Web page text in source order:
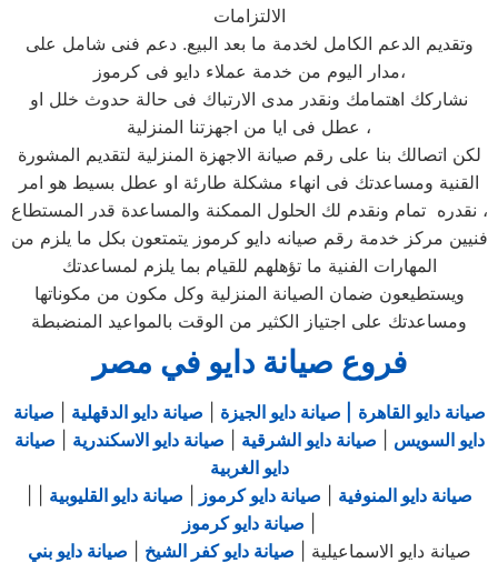
الالتزامات
وتقديم الدعم الكامل لخدمة ما بعد البيع. دعم فنى شامل على
مدار اليوم من خدمة عملاء دايو فى كرموز،
نشاركك اهتمامك ونقدر مدى الارتباك فى حالة حدوث خلل او
عطل فى ايا من اجهزتنا المنزلية ،
لكن اتصالك بنا على رقم صيانة الاجهزة المنزلية لتقديم المشورة
القنية ومساعدتك فى انهاء مشكلة طارئة او عطل بسيط هو امر
نقدره تمام ونقدم لك الحلول الممكنة والمساعدة قدر المستطاع ،
فنيين مركز خدمة رقم صيانه دايو كرموز يتمتعون بكل ما يلزم من
المهارات الفنية ما تؤهلهم للقيام بما يلزم لمساعدتك
ويستطيعون ضمان الصيانة المنزلية وكل مكون من مكوناتها
ومساعدتك على اجتياز الكثير من الوقت بالمواعيد المنضبطة
فروع صيانة دايو في مصر
صيانة دايو القاهرة | صيانة دايو الجيزة صيانة دايو الدقهلية
صيانة
دايو السويس
صيانة دايو الشرقية صيانة دايو الاسكندرية
صيانة
دايو الغربية
صيانة دايو المنوفية صيانة دايو كرموز صيانة دايو القليوبية
صيانة دايو كرموز
صيانة دايو الاسماعيلية | صيانة دايو كفر الشيخ
صيانة دايو بني